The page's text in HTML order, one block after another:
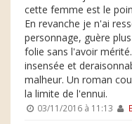
cette femme est le
En revanche je n'ai
personnage, guère
folie sans l'avoir
insensée et
malheur. Un roman
la limite de l'ennui.
03/11/2016 à 11:13